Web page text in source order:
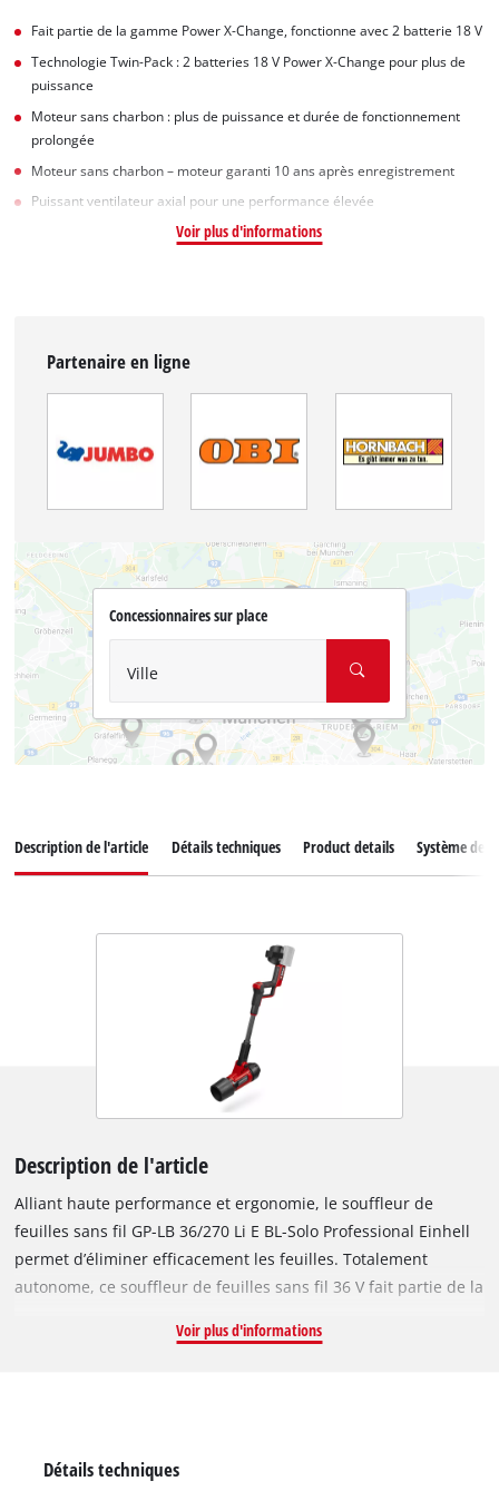
Fait partie de la gamme Power X-Change, fonctionne avec 2 batterie 18 V
Technologie Twin-Pack : 2 batteries 18 V Power X-Change pour plus de
puissance
Moteur sans charbon : plus de puissance et durée de fonctionnement
prolongée
Moteur sans charbon – moteur garanti 10 ans après enregistrement
Puissant ventilateur axial pour une performance élevée
Voir plus d'informations
Partenaire en ligne
Concessionnaires sur place
Ville
Description de l'article Détails techniques Product details Système de
Description de l'article
Alliant haute performance et ergonomie, le souffleur de
feuilles sans fil GP-LB 36/270 Li E BL-Solo Professional Einhell
permet d’éliminer efficacement les feuilles. Totalement
autonome, ce souffleur de feuilles sans fil 36 V fait partie de la
batteries, chargeurs et appareils se combinent en toute
Einhell. Ce moteur sans charbon offre davantage de
Voir plus d'informations
Détails techniques